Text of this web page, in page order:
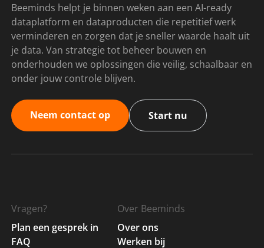
Beeminds helpt je binnen weken aan een AI-ready
dataplatform en dataproducten die repetitief werk
verminderen en zorgen dat je sneller waarde haalt uit
je data. Van strategie tot beheer bouwen en
onderhouden we oplossingen die veilig, schaalbaar en
onder jouw controle blijven.
Neem contact op Start nu
Vragen?
Plan een gesprek in
FAQ
Over Beeminds
Over ons
Werken bij